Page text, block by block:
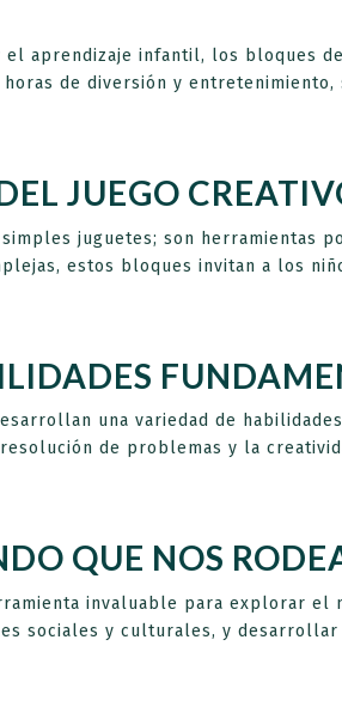
aprendizaje infantil, los bloques
de diversión y
JUEGO
juguetes; son herramientas
estos bloques invitan a los
una variedad de
de problemas y la
QUE NOS
invaluable para explorar
sociales y culturales, y